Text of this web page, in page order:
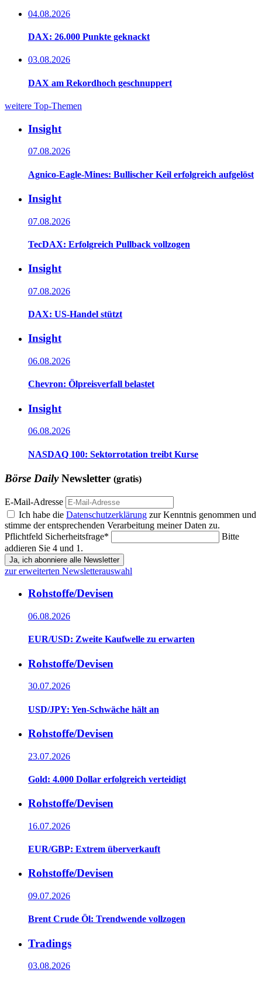
04.08.2026
DAX: 26.000 Punkte geknackt
03.08.2026
DAX am Rekordhoch geschnuppert
weitere Top-Themen
Insight
07.08.2026
Agnico-Eagle-Mines: Bullischer Keil erfolgreich aufgelöst
Insight
07.08.2026
TecDAX: Erfolgreich Pullback vollzogen
Insight
07.08.2026
DAX: US-Handel stützt
Insight
06.08.2026
Chevron: Ölpreisverfall belastet
Insight
06.08.2026
NASDAQ 100: Sektorrotation treibt Kurse
Börse DailyNewsletter (gratis)
E-Mail-Adresse
Ich habe die Datenschutzerklärung zur Kenntnis genommen und
stimme der entsprechenden Verarbeitung meiner Daten zu.
Pflichtfeld Sicherheitsfrage*
Bitte
addieren Sie 4 und 1.
Ja, ich abonniere alle Newsletter
zur erweiterten Newsletterauswahl
Rohstoffe/Devisen
06.08.2026
EUR/USD: Zweite Kaufwelle zu erwarten
Rohstoffe/Devisen
30.07.2026
USD/JPY: Yen-Schwäche hält an
Rohstoffe/Devisen
23.07.2026
Gold: 4.000 Dollar erfolgreich verteidigt
Rohstoffe/Devisen
16.07.2026
EUR/GBP: Extrem überverkauft
Rohstoffe/Devisen
09.07.2026
Brent Crude Öl: Trendwende vollzogen
Tradings
03.08.2026